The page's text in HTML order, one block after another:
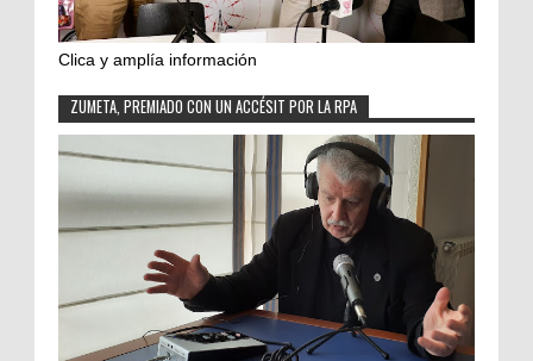
Clica y amplía información
ZUMETA, PREMIADO CON UN ACCÉSIT POR LA RPA